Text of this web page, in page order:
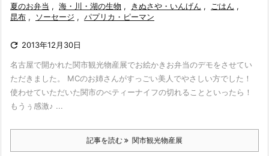
夏のお弁当 , 海・川・湖の生物 , きぬさや・いんげん , ごはん ,
昆布 , ソーセージ , パプリカ・ピーマン
 2013年12月30日
名古屋で開かれた関市観光物産展でお絵かきお弁当のデモをさせてい
ただきました。 MCのお姉さんがすっごい美人でやさしい方でした！
使わせていただいた関市のぺティーナイフの切れることといったら！
もうぅ感激♪ ...
記事を読む 関市観光物産展